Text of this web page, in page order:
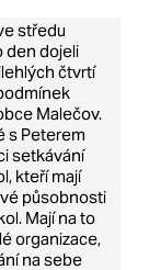
středu
den dojeli
čtvrtí
Malečov.
s Peterem
setkávání
kteří mají
působnosti
Mají na to
organizace,
na sebe